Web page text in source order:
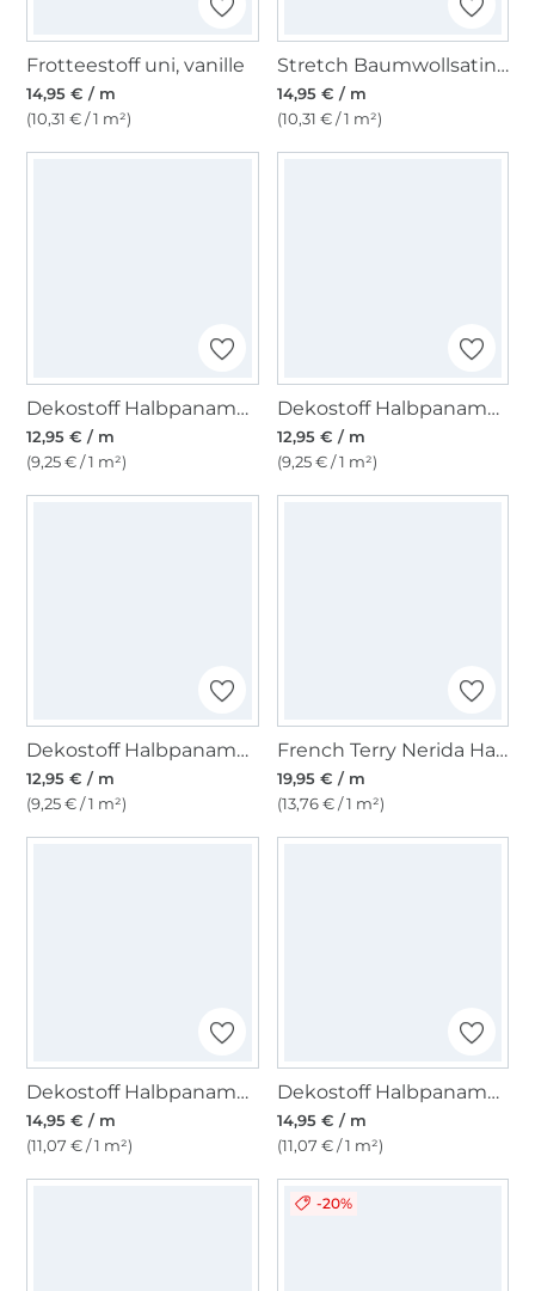
Frotteestoff uni, vanille
14,95 € / m
(10,31 € / 1 m²)
Stretch Baumwollsatin Uni, beige
14,95 € / m
(10,31 € / 1 m²)
Dekostoff Halbpanama Schleierkraut Zweige
12,95 € / m
(9,25 € / 1 m²)
Dekostoff Halbpanama Eukalyptus, wollweiß
12,95 € / m
(9,25 € / 1 m²)
Dekostoff Halbpanama Mohnblumen
12,95 € / m
(9,25 € / 1 m²)
French Terry Nerida Hansen Colette, schwarz
19,95 € / m
(13,76 € / 1 m²)
Dekostoff Halbpanama Christmas Trees
14,95 € / m
(11,07 € / 1 m²)
Dekostoff Halbpanama Weihnachtsrentier
14,95 € / m
(11,07 € / 1 m²)
-20%